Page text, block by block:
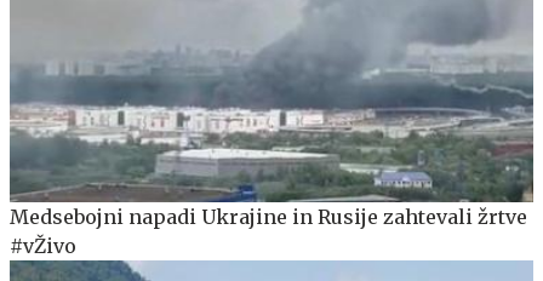
Medsebojni napadi Ukrajine in Rusije zahtevali žrtve
#vŽivo